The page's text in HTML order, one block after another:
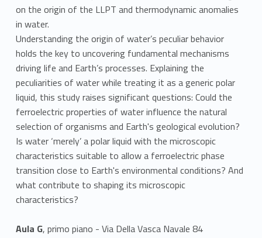
on the origin of the LLPT and thermodynamic anomalies
in water.
Understanding the origin of water’s peculiar behavior
holds the key to uncovering fundamental mechanisms
driving life and Earth’s processes. Explaining the
peculiarities of water while treating it as a generic polar
liquid, this study raises significant questions: Could the
ferroelectric properties of water influence the natural
selection of organisms and Earth's geological evolution?
Is water ‘merely’ a polar liquid with the microscopic
characteristics suitable to allow a ferroelectric phase
transition close to Earth's environmental conditions? And
what contribute to shaping its microscopic
characteristics?
Aula G, primo piano - Via Della Vasca Navale 84